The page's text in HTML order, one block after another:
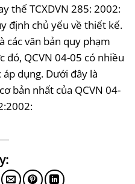
thế TCXDVN 285: 2002:
định chủ yếu về thiết kế.
các văn bản quy phạm
đó, QCVN 04-05 có nhiều
dụng. Dưới đây là
bản nhất của QCVN 04-
2002: